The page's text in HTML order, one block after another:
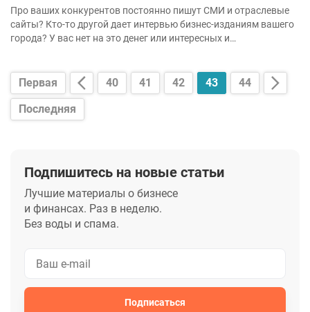
Про ваших конкурентов постоянно пишут СМИ и отраслевые
сайты? Кто-то другой дает интервью бизнес-изданиям вашего
города? У вас нет на это денег или интересных и…
Первая 40 41 42 43
44
Последняя
Подпишитесь на новые статьи
Лучшие материалы о бизнесе
и финансах. Раз в неделю.
Без воды и спама.
Подписаться